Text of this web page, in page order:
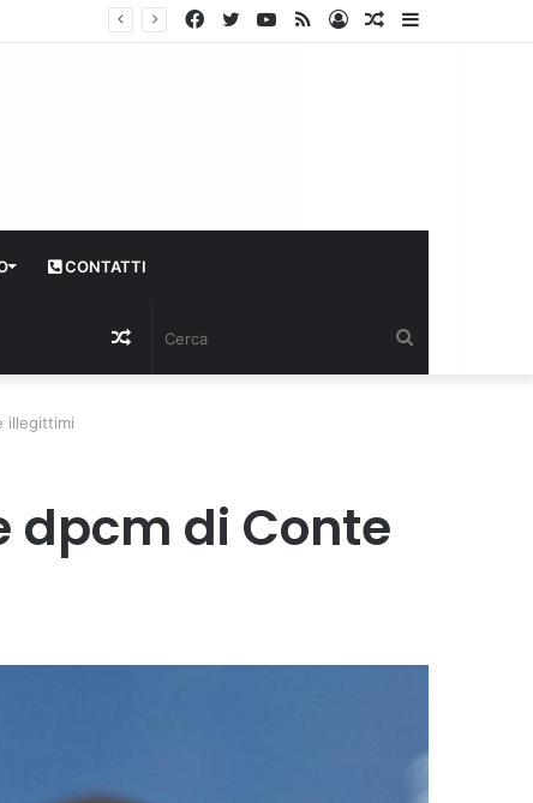
Articolo
Log
RSS
YouTube
Twitter
Facebook
CONTATTI
Articolo
illegittimi
dpcm di Conte